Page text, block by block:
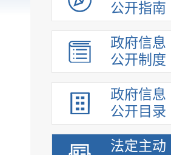
公开指南
政府信息
公开制度
政府信息
公开目录
法定主动